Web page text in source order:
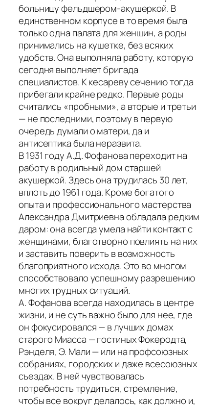
больницу фельдшером-акушеркой. В
единственном корпусе в то время была
только одна палата для женщин, а роды
принимались на кушетке, без всяких
удобств. Она выполняла работу, которую
сегодня выполняет бригада
специалистов. К кесареву сечению тогда
прибегали крайне редко. Первые роды
считались «пробными», а вторые и третьи
— не последними, поэтому в первую
очередь думали о матери, да и
антисептика была неразвита.
В 1931 году А.Д. Фофанова переходит на
работу в родильный дом старшей
акушеркой. Здесь она трудилась 30 лет,
вплоть до 1961 года. Кроме богатого
опыта и профессионального мастерства
Александра Дмитриевна обладала редким
даром: она всегда умела найти контакт с
женщинами, благотворно повлиять на них
и заставить поверить в возможность
благоприятного исхода. Это во многом
способствовало успешному разрешению
многих трудных ситуаций.
А. Фофанова всегда находилась в центре
жизни, и не суть важно было для нее, где
он фокусировался — в лучших домах
старого Миасса — гостиных Фокеродта,
Рэнделя, Э. Мали — или на профсоюзных
собраниях, городских и даже всесоюзных
съездах. В ней чувствовалась
потребность трудиться, стремление,
чтобы все вокруг делалось, как должно и,